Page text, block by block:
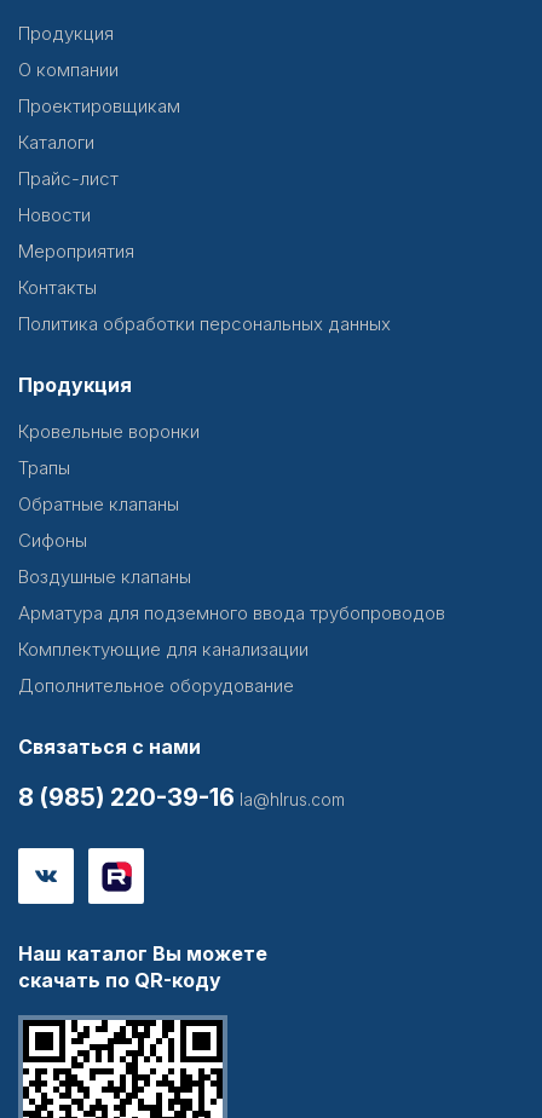
Продукция
О компании
Проектировщикам
Каталоги
Прайс-лист
Новости
Мероприятия
Контакты
Политика обработки персональных данных
Продукция
Кровельные воронки
Трапы
Обратные клапаны
Сифоны
Воздушные клапаны
Арматура для подземного ввода трубопроводов
Комплектующие для канализации
Дополнительное оборудование
Связаться с нами
8 (985) 220-39-16 la@hlrus.com
Наш каталог Вы можете
скачать по QR-коду